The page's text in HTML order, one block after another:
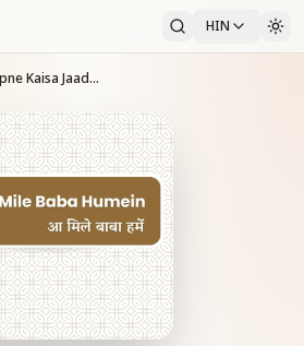
HIN
O Baba Yeh Aapne Kaisa Jaadu (Duet)